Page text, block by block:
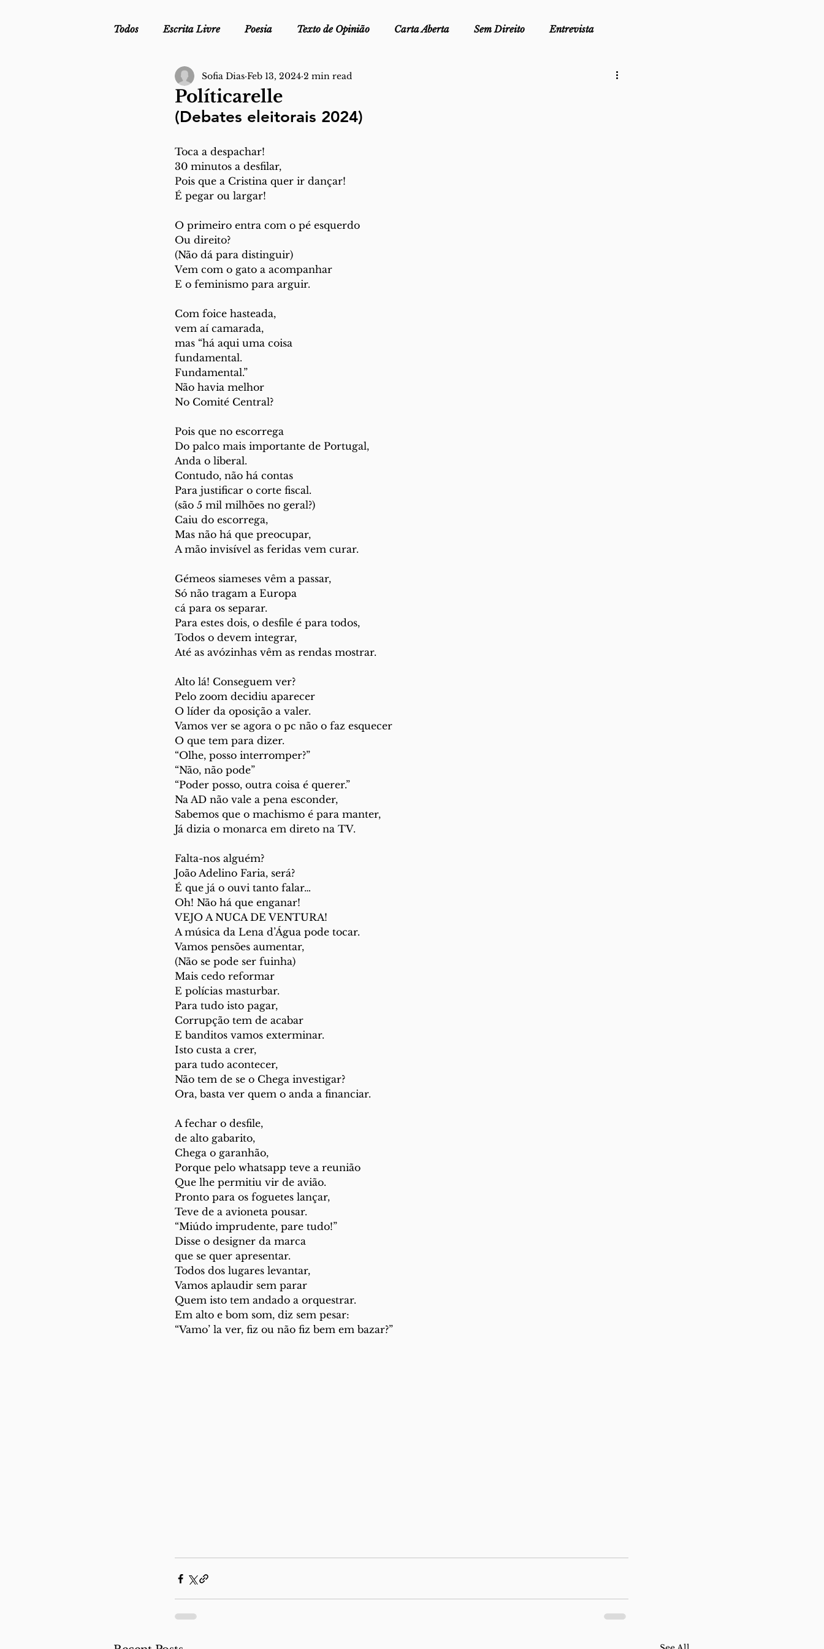
Todos Escrita Livre Poesia Texto de Opinião Carta Aberta Sem Direito Entrevista
Mergulho Profilático - Podcast Ofélia - Clube de Leitura Lembro-me que...
Mais Uma da Nova Escola da Lei Trocado por miúdos
Sob Segredo de Justiça
Políticarelle
Sofia Dias Feb 13, 2024 2 min read
(Debates eleitorais 2024)
Toca a despachar!
30 minutos a desfilar,
Pois que a Cristina quer ir dançar!
É pegar ou largar!
O primeiro entra com o pé esquerdo
Ou direito?
(Não dá para distinguir)
Vem com o gato a acompanhar
E o feminismo para arguir.
Com foice hasteada,
vem aí camarada,
mas “há aqui uma coisa
fundamental.
Fundamental.”
Não havia melhor
No Comité Central?
Pois que no escorrega
Do palco mais importante de Portugal,
Anda o liberal.
Contudo, não há contas
Para justificar o corte fiscal.
(são 5 mil milhões no geral?)
Caiu do escorrega,
Mas não há que preocupar,
A mão invisível as feridas vem curar.
Gémeos siameses vêm a passar,
Só não tragam a Europa
cá para os separar.
Para estes dois, o desfile é para todos,
Todos o devem integrar,
Até as avózinhas vêm as rendas mostrar.
Alto lá! Conseguem ver?
Pelo zoom decidiu aparecer
O líder da oposição a valer.
Vamos ver se agora o pc não o faz esquecer
O que tem para dizer.
“Olhe, posso interromper?”
“Não, não pode”
“Poder posso, outra coisa é querer.”
Na AD não vale a pena esconder,
Sabemos que o machismo é para manter,
Já dizia o monarca em direto na TV.
Falta-nos alguém?
João Adelino Faria, será?
É que já o ouvi tanto falar…
Oh! Não há que enganar!
VEJO A NUCA DE VENTURA!
A música da Lena d’Água pode tocar.
Vamos pensões aumentar,
(Não se pode ser fuinha)
Mais cedo reformar
E polícias masturbar.
Para tudo isto pagar,
Corrupção tem de acabar
E banditos vamos exterminar.
Isto custa a crer,
para tudo acontecer,
Não tem de se o Chega investigar?
Ora, basta ver quem o anda a financiar.
A fechar o desfile,
de alto gabarito,
Chega o garanhão,
Porque pelo whatsapp teve a reunião
Que lhe permitiu vir de avião.
Pronto para os foguetes lançar,
Teve de a avioneta pousar.
“Miúdo imprudente, pare tudo!”
Disse o designer da marca
que se quer apresentar.
Todos dos lugares levantar,
Vamos aplaudir sem parar
Quem isto tem andado a orquestrar.
Em alto e bom som, diz sem pesar:
“Vamo’ la ver, fiz ou não fiz bem em bazar?”